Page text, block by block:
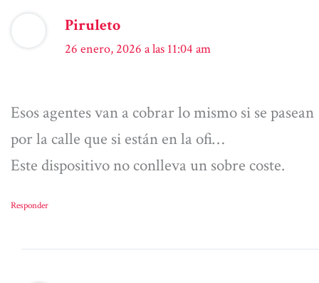
Piruleto
26 enero, 2026 a las 11:04 am
Esos agentes van a cobrar lo mismo si se pasean
por la calle que si están en la ofi…
Este dispositivo no conlleva un sobre coste.
Responder